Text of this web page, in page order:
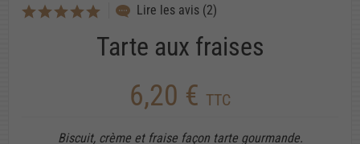
Lire les avis (2)
Tarte aux fraises
6,20 € TTC
Biscuit, crème et fraise façon tarte gourmande.